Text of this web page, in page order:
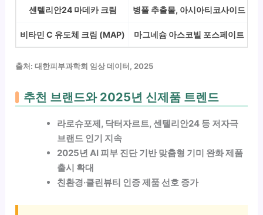
센텔리안24 마데카 크림 병풀 추출물, 아시아티코사이드
비타민 C 유도체 크림 (MAP) 마그네슘 아스코빌 포스페이트
출처: 대한피부과학회 임상 데이터, 2025
추천 브랜드와 2025년 신제품 트렌드
라로슈포제, 닥터자르트, 센텔리안24 등 저자극
브랜드 인기 지속
2025년 AI 피부 진단 기반 맞춤형 기미 완화 제품
출시 확대
친환경·클린뷰티 인증 제품 선호 증가